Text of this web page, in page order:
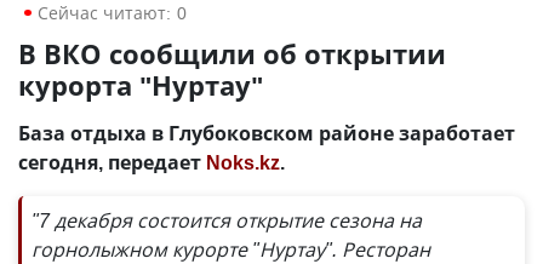
Сейчас читают: 0
В ВКО сообщили об открытии
курорта "Нуртау"
База отдыха в Глубоковском районе заработает
сегодня, передает Noks.kz.
"7 декабря состоится открытие сезона на
горнолыжном курорте "Нуртау". Ресторан